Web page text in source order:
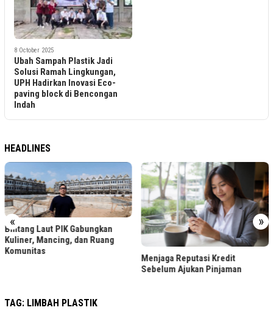
8 October 2025
Ubah Sampah Plastik Jadi
Solusi Ramah Lingkungan,
UPH Hadirkan Inovasi Eco-
paving block di Bencongan
Indah
HEADLINES
« »
Ruang
Menjaga Reputasi Kredit
Sebelum Ajukan Pinjaman
LRT Jabodebek
Foto Berhadiah,
TAG: LIMBAH PLASTIK